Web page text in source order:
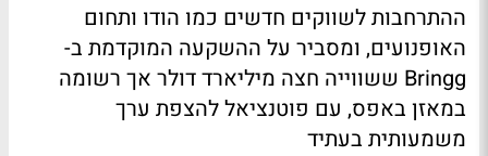
ההתרחבות לשווקים חדשים כמו הודו ותחום
האופנועים, ומסביר על ההשקעה המוקדמת ב-
Bringg ששווייה חצה מיליארד דולר אך רשומה
במאזן באפס, עם פוטנציאל להצפת ערך
משמעותית בעתיד